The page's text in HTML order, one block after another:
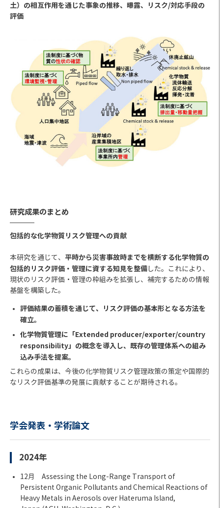
土）の相互作用を通じた事象の推移、曝露、リスク/対応手段の
評価
研究成果のまとめ
包括的な化学物質リスク管理への貢献
本研究を通じて、 平時から災害事故時までを横断する化学物質の
包括的リスク評価・管理に資する知見を整備した。これにより、
現状のリスク評価・管理の枠組みを拡張し、補完するための情報
基盤を構築した。
評価結果の蓄積を通じて、リスク評価の基本形となる方法を
確立。
化学物質管理に「Extended producer/exporter/country
responsibility」の概念を導入し、既存の管理体系への組み
込み手法を提案。
これらの成果は、今後の化学物質リスク管理政策の策定や国際的
なリスク評価基準の発展に貢献することが期待される。
学会発表・学術論文
2024年
12月 Assessing the Long-Range Transport of
Persistent Organic Pollutants and Chemical Reactions of
Heavy Metals in Aerosols over Hateruma Island,